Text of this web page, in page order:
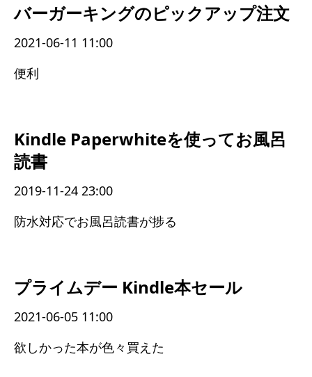
バーガーキングのピックアップ注文
2021-06-11 11:00
便利
Kindle Paperwhiteを使ってお風呂
読書
2019-11-24 23:00
防水対応でお風呂読書が捗る
プライムデー Kindle本セール
2021-06-05 11:00
欲しかった本が色々買えた